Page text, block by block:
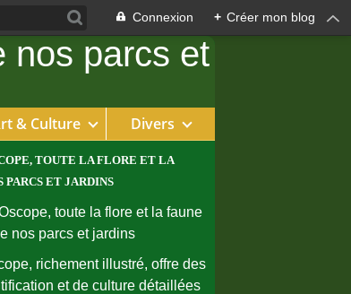
Connexion + Créer mon blog
& Culture Divers
TOUTE LA FLORE ET LA
PARCS ET JARDINS
richement illustré, offre des
et de culture détaillées